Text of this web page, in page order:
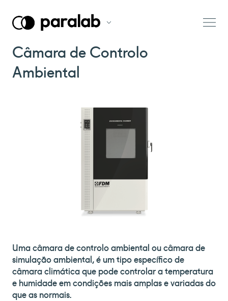
Câmara de Controlo
Ambiental
Uma câmara de controlo ambiental ou câmara de
simulação ambiental, é um tipo específico de
câmara climática que pode controlar a temperatura
e humidade em condições mais amplas e variadas do
que as normais.